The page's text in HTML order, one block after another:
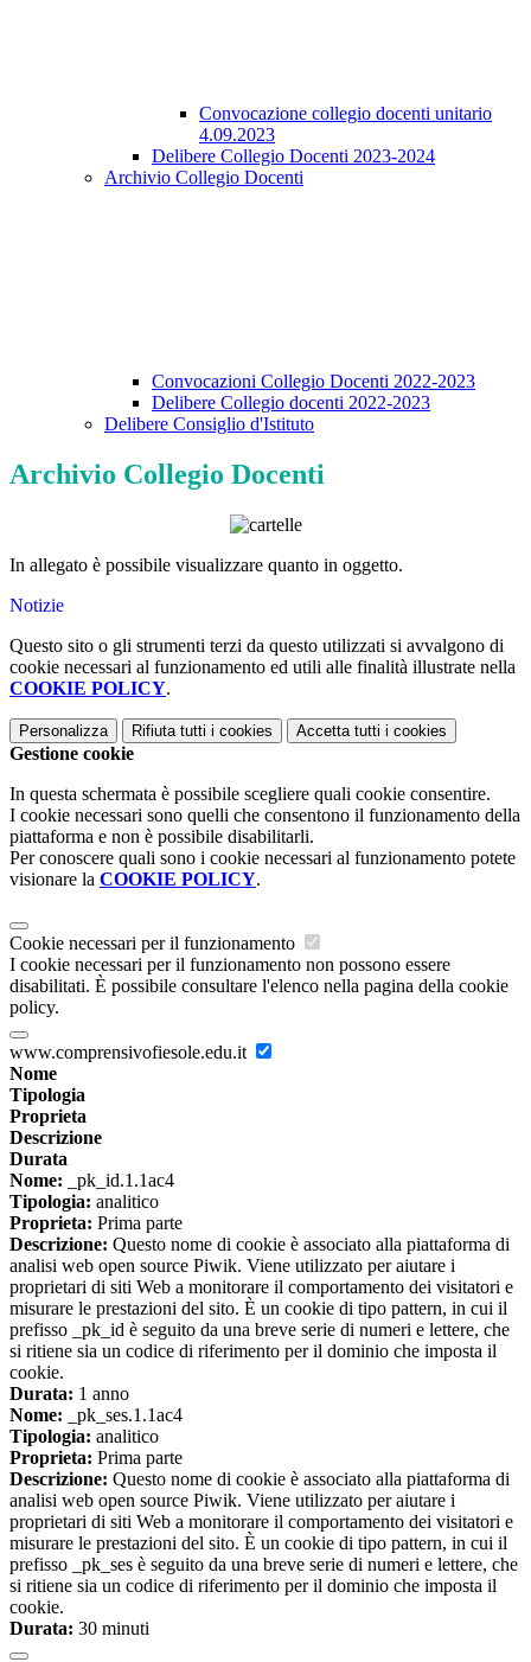
Convocazione collegio docenti unitario
4.09.2023
Delibere Collegio Docenti 2023-2024
Archivio Collegio Docenti
Convocazioni Collegio Docenti 2022-2023
Delibere Collegio docenti 2022-2023
Delibere Consiglio d'Istituto
Archivio Collegio Docenti
In allegato è possibile visualizzare quanto in oggetto.
Notizie
Questo sito o gli strumenti terzi da questo utilizzati si avvalgono di
cookie necessari al funzionamento ed utili alle finalità illustrate nella
COOKIE POLICY.
Personalizza Rifiuta tutti i cookies Accetta tutti i cookies
Gestione cookie
In questa schermata è possibile scegliere quali cookie consentire.
I cookie necessari sono quelli che consentono il funzionamento della
piattaforma e non è possibile disabilitarli.
Per conoscere quali sono i cookie necessari al funzionamento potete
visionare la COOKIE POLICY.
Cookie necessari per il funzionamento
I cookie necessari per il funzionamento non possono essere
disabilitati. È possibile consultare l'elenco nella pagina della cookie
policy.
www.comprensivofiesole.edu.it
Nome
Tipologia
Proprieta
Descrizione
Durata
Nome: _pk_id.1.1ac4
Tipologia: analitico
Proprieta: Prima parte
Descrizione: Questo nome di cookie è associato alla piattaforma di
analisi web open source Piwik. Viene utilizzato per aiutare i
proprietari di siti Web a monitorare il comportamento dei visitatori e
misurare le prestazioni del sito. È un cookie di tipo pattern, in cui il
prefisso _pk_id è seguito da una breve serie di numeri e lettere, che
si ritiene sia un codice di riferimento per il dominio che imposta il
cookie.
Durata: 1 anno
Nome: _pk_ses.1.1ac4
Tipologia: analitico
Proprieta: Prima parte
Descrizione: Questo nome di cookie è associato alla piattaforma di
analisi web open source Piwik. Viene utilizzato per aiutare i
proprietari di siti Web a monitorare il comportamento dei visitatori e
misurare le prestazioni del sito. È un cookie di tipo pattern, in cui il
prefisso _pk_ses è seguito da una breve serie di numeri e lettere, che
si ritiene sia un codice di riferimento per il dominio che imposta il
cookie.
Durata: 30 minuti